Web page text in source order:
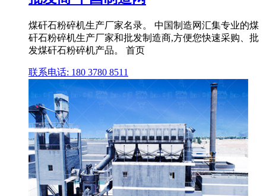
煤矸石粉碎机生产厂家名录。 中国制造网汇集专业的煤
矸石粉碎机生产厂家和批发制造商,方便您快速采购、批
发煤矸石粉碎机产品。 首页
联系电话: 180 3780 8511